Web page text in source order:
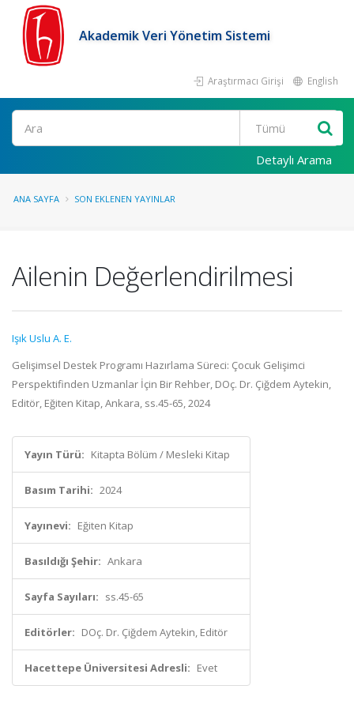
Akademik Veri Yönetim Sistemi
Araştırmacı Girişi English
Ara
Detaylı Arama
ANA SAYFA SON EKLENEN YAYINLAR
Ailenin Değerlendirilmesi
Işık Uslu A. E.
Gelişimsel Destek Programı Hazırlama Süreci: Çocuk Gelişimci
Perspektifinden Uzmanlar İçin Bir Rehber, DOç. Dr. Çiğdem Aytekin,
Editör, Eğiten Kitap, Ankara, ss.45-65, 2024
Yayın Türü: Kitapta Bölüm / Mesleki Kitap
Basım Tarihi: 2024
Yayınevi: Eğiten Kitap
Basıldığı Şehir: Ankara
Sayfa Sayıları: ss.45-65
Editörler: DOç. Dr. Çiğdem Aytekin, Editör
Hacettepe Üniversitesi Adresli: Evet